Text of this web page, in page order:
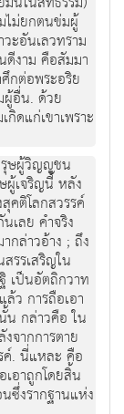
ไม่ยกตนข่มผู้
ะอันเลวทราม
ดีงาม คือสัมมา
กต่อพระอริย
ผู้อื่น. ด้วย
ดแก่เขาเพราะ
ษผู้วิญญูชน
ผู้เจริญนี้ หลัง
คติโลกสวรรค์
เลย คำจริง
กล่าวอ้าง ; ถึง
รรเสริญใน
เป็นอัตถิกวาท
ว การถือเอา
น กล่าวคือ ใน
จากการตาย
ค์. นี่แหละ คือ
อาถูกโดยสิ้น
ซึ่งรากฐานแห่ง